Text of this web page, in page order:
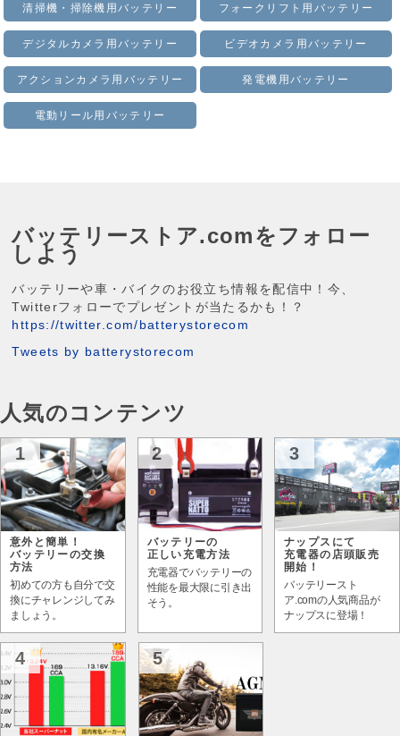
清掃機・掃除機用バッテリー フォークリフト用バッテリー
デジタルカメラ用バッテリー ビデオカメラ用バッテリー
アクションカメラ用バッテリー 発電機用バッテリー
電動リール用バッテリー
バッテリーストア.comをフォロー
しよう
バッテリーや車・バイクのお役立ち情報を配信中！今、
Twitterフォローでプレゼントが当たるかも！？
https://twitter.com/batterystorecom
Tweets by batterystorecom
人気のコンテンツ
1
意外と簡単！
バッテリーの交換
方法
初めての方も自分で交
換にチャレンジしてみ
ましょう。
2
バッテリーの
正しい充電方法
充電器でバッテリーの
性能を最大限に引き出
そう。
3
ナップスにて
充電器の店頭販売
開始！
バッテリースト
ア.comの人気商品が
ナップスに登場！
4 5